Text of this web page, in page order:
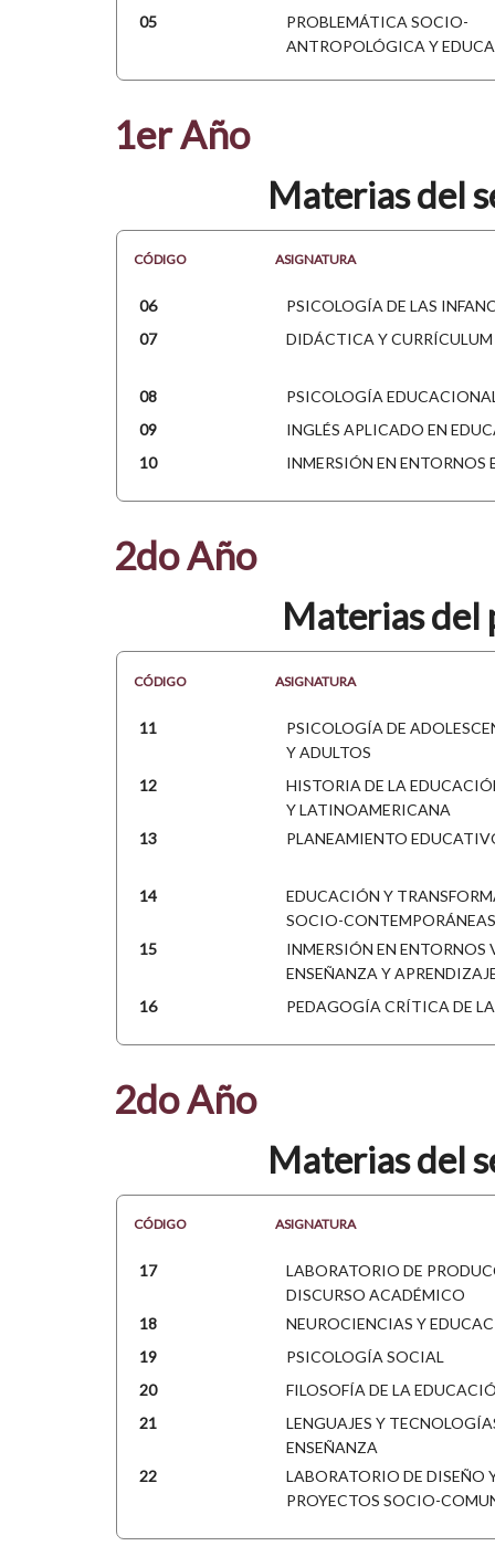
05
PROBLEMÁTICA SOCIO-
ANTROPOLÓGICA Y
1er Año
Materias del
CÓDIGO ASIGNATURA
06
PSICOLOGÍA DE LAS
07
DIDÁCTICA Y CURRÍCULUM
08
PSICOLOGÍA
09
INGLÉS APLICADO EN
10
INMERSIÓN EN ENTORNOS
2do Año
Materias del
CÓDIGO ASIGNATURA
11
PSICOLOGÍA DE
Y ADULTOS
12
HISTORIA DE LA
Y LATINOAMERICANA
13
PLANEAMIENTO
14
EDUCACIÓN Y
SOCIO-CONTEMPORÁNEAS
15
INMERSIÓN EN ENTORNOS
ENSEÑANZA Y
16
PEDAGOGÍA CRÍTICA DE
2do Año
Materias del
CÓDIGO ASIGNATURA
17
LABORATORIO DE
DISCURSO ACADÉMICO
18
NEUROCIENCIAS Y
19
PSICOLOGÍA SOCIAL
20
FILOSOFÍA DE LA
21
LENGUAJES Y
ENSEÑANZA
22
LABORATORIO DE DISEÑO
PROYECTOS SOCIO-